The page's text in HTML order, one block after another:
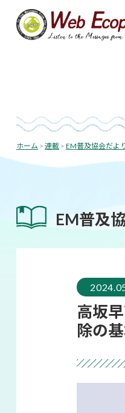
ホーム > 連載> EM普及協会だよ
EM普及
高坂
除の
投
稿
シ
ョ